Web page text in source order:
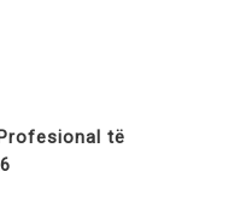
të